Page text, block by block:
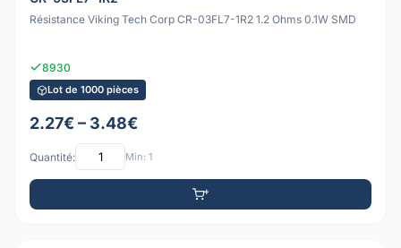
Résistance Viking Tech Corp CR-03FL7-1R2 1.2 Ohms 0.1W SMD
8930
Lot de 1000 pièces
2.27€ – 3.48€
Quantité: Min: 1